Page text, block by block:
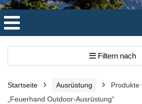
Filtern nach
Startseite Ausrüstung
Produkte
„Feuerhand Outdoor-Ausrüstung“